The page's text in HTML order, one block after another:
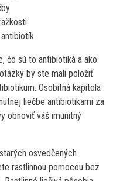
čo sú to antibiotiká a ako
by ste mali položiť
Osobitná kapitola
liečbe antibiotikami za
obnoviť váš imunitný
osvedčených
rastlinnou pomocou bez